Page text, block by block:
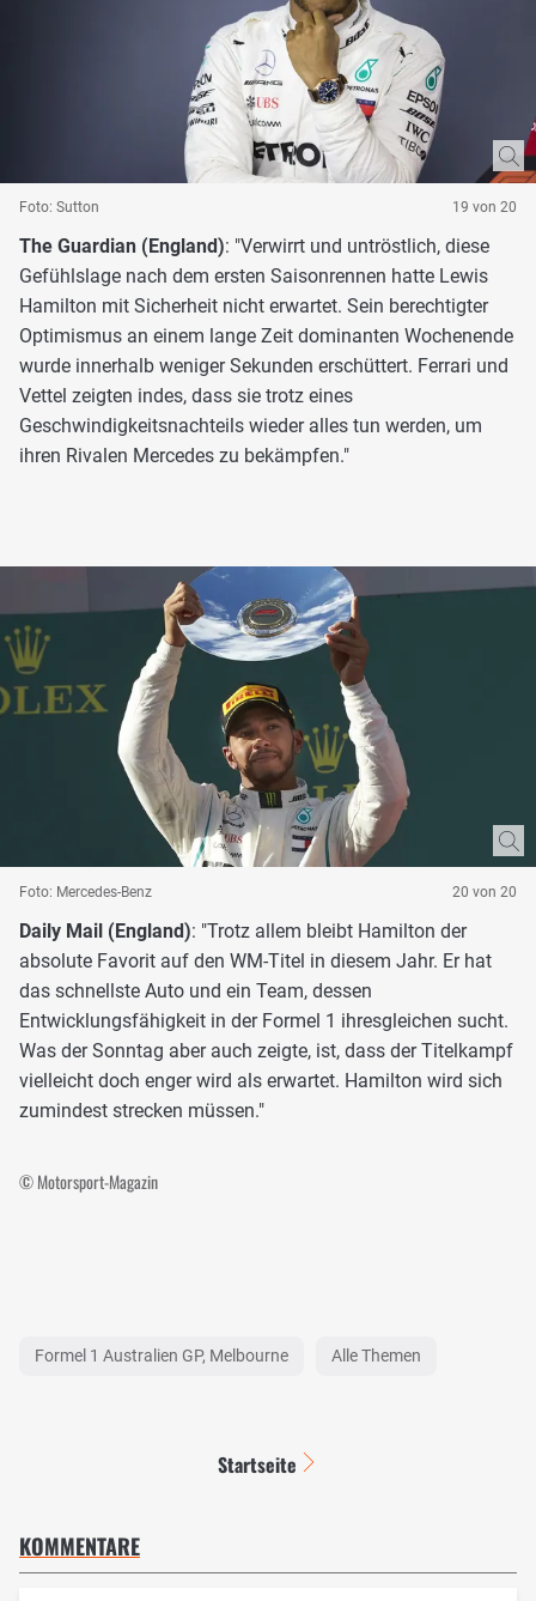
Foto: Sutton 19 von 20
The Guardian (England): "Verwirrt und untröstlich, diese
Gefühlslage nach dem ersten Saisonrennen hatte Lewis
Hamilton mit Sicherheit nicht erwartet. Sein berechtigter
Optimismus an einem lange Zeit dominanten Wochenende
wurde innerhalb weniger Sekunden erschüttert. Ferrari und
Vettel zeigten indes, dass sie trotz eines
Geschwindigkeitsnachteils wieder alles tun werden, um
ihren Rivalen Mercedes zu bekämpfen."
Foto: Mercedes-Benz 20 von 20
Daily Mail (England): "Trotz allem bleibt Hamilton der
absolute Favorit auf den WM-Titel in diesem Jahr. Er hat
das schnellste Auto und ein Team, dessen
Entwicklungsfähigkeit in der Formel 1 ihresgleichen sucht.
Was der Sonntag aber auch zeigte, ist, dass der Titelkampf
vielleicht doch enger wird als erwartet. Hamilton wird sich
zumindest strecken müssen."
© Motorsport-Magazin
Formel 1 Australien GP, Melbourne Alle Themen
Startseite
KOMMENTARE